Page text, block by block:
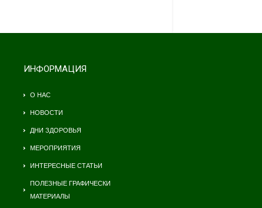
ИНФОРМАЦИЯ
О НАС
НОВОСТИ
ДНИ ЗДОРОВЬЯ
МЕРОПРИЯТИЯ
ИНТЕРЕСНЫЕ СТАТЬИ
ПОЛЕЗНЫЕ ГРАФИЧЕСКИ
МАТЕРИАЛЫ